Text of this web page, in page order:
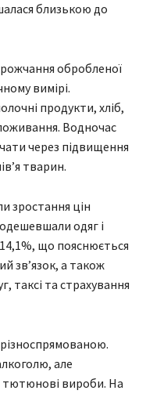
близькою до
обробленої
вимірі.
продукти, хліб,
Водночас
через підвищення
тварин.
зростання цін
одяг і
14,1%, що пояснюється
зв’язок, а також
таксі та страхування
але
тютюнові вироби. На